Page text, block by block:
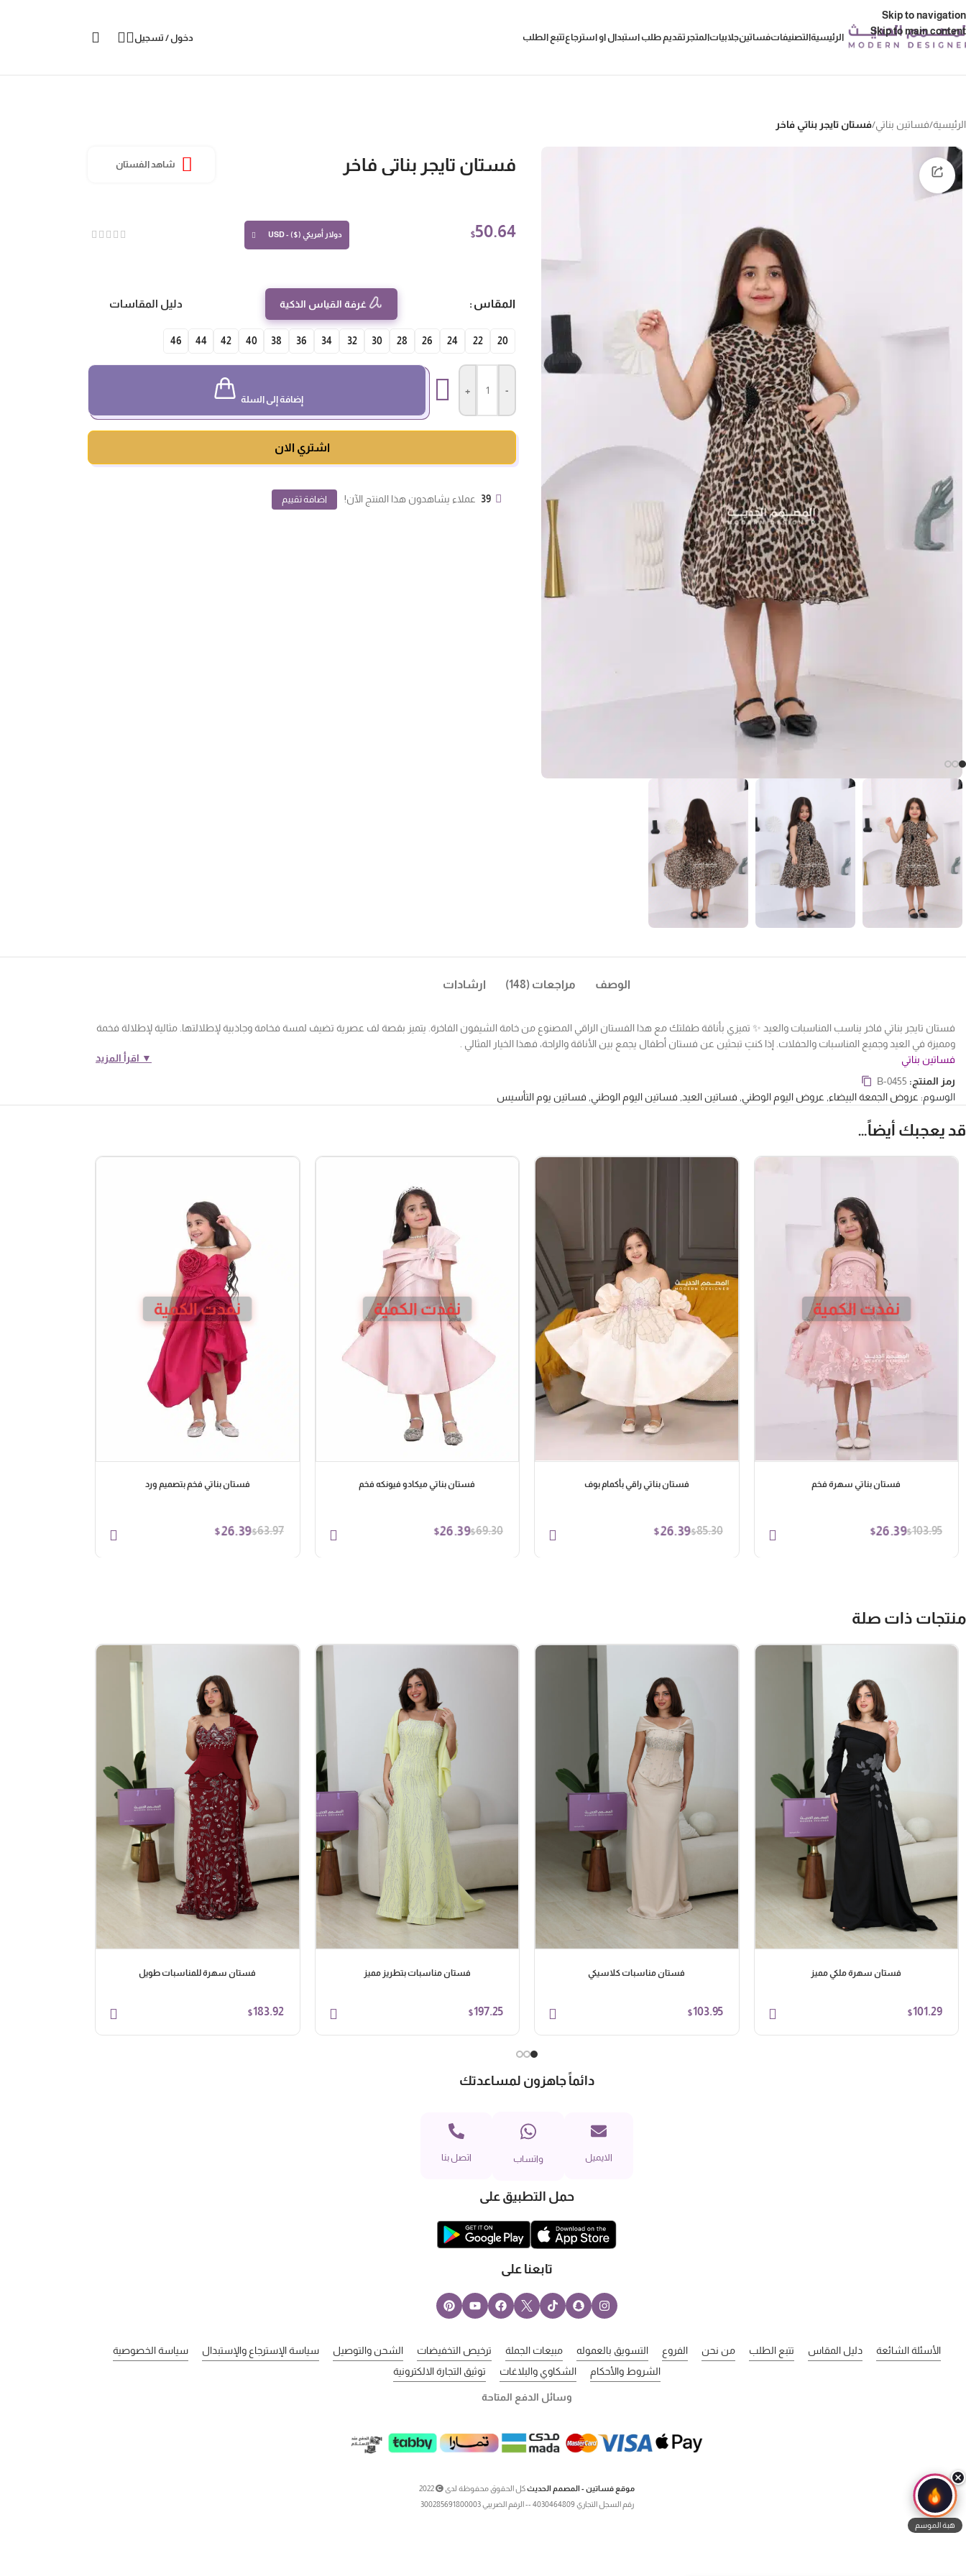
Skip to navigation
Skip to main content
الرئيسيةالتصنيفاتفساتينجلابياتالمتجر تقديم طلب استبدال او استرجاعتتبع الطلب دخول / تسجيل
الرئيسية/فساتين بناتي/فستان تايجر بناتي فاخر
فستان تايجر بناتي فاخر شاهد الفستان
$50.64 دولار أمريكي ($) - USD
المقاس غرفة القياس الذكية دليل المقاسات
20
22
24
26
28
30
32
34
36
38
40
42
44
46
-
+
إضافة إلى السلة
اشتري الان
39 عملاء يشاهدون هذا المنتج الآن! اضافة تقييم
الوصف مراجعات (148) ارشادات
فستان تايجر بناتي فاخر يناسب المناسبات والعيد ✨ تميزي بأناقة طفلتك مع هذا الفستان الراقي المصنوع من خامة الشيفون الفاخرة. يتميز بقصة لف عصرية تضيف لمسة فخامة وجاذبية لإطلالتها. مثالية لإطلالة فخمة
ومميزة في العيد وجميع المناسبات والحفلات. إذا كنتِ تبحثين عن فستان أطفال يجمع بين الأناقة والراحة، فهذا الخيار المثالي .
فساتين بناتي
▼ اقرأ المزيد
رمز المنتج: B-0455
الوسوم: عروض الجمعة البيضاء عروض اليوم الوطني فساتين العيد فساتين اليوم الوطني فساتين يوم التأسيس
قد يعجبك أيضاً…
نفدت الكمية
فستان بناتي سهرة فخم
$103.95
$26.39
فستان بناتي راقي بأكمام بوف
$85.30
$26.39
نفدت الكمية
فستان بناتي ميكادو فيونكه فخم
$69.30
$26.39
نفدت الكمية
فستان بناتي فخم بتصميم ورد
$63.97
$26.39
منتجات ذات صلة
فستان سهرة ملكي مميز
$101.29
فستان مناسبات كلاسيكي
$103.95
فستان مناسبات بتطريز مميز
$197.25
فستان سهرة للمناسبات طويل
$183.92
دائماً جاهزون لمساعدتك
الايميل واتساب اتصل بنا
حمل التطبيق على
تابعنا على
الأسئلة الشائعة دليل المقاس تتبع الطلب من نحن الفروع التسويق بالعموله مبيعات الجملة ترخيص التخفيضات الشحن والتوصيل سياسة الإسترجاع والإستبدال
سياسة الخصوصية
الشروط والأحكام
الشكاوي والبلاغات توثيق التجارة الالكترونية
وسائل الدفع المتاحة
موقع فساتين - المصمم الحديثكل الحقوق محفوظة لدى
رقم السجل التجاري 4030464809 -- الرقم الضريبي 300285691800003
هبة الموسم